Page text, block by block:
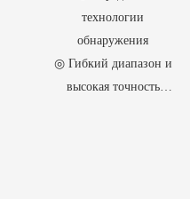
окисления, разложения
и детектирования,
полностью
соответствующими
технологии
обнаружения
◎ Гибкий диапазон и
высокая точность